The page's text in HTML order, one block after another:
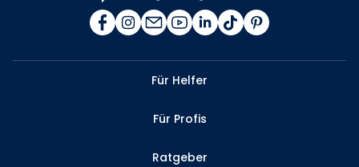
Für Helfer
Für Profis
Ratgeber